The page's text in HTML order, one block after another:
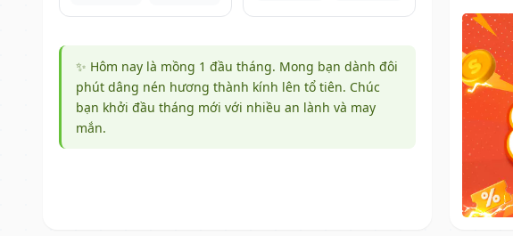
✨ Hôm nay là mồng 1 đầu tháng. Mong bạn dành đôi
phút dâng nén hương thành kính lên tổ tiên. Chúc
bạn khởi đầu tháng mới với nhiều an lành và may
mắn.